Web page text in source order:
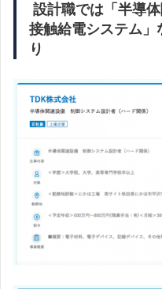
設計職では「半導
接触給電システム」
り